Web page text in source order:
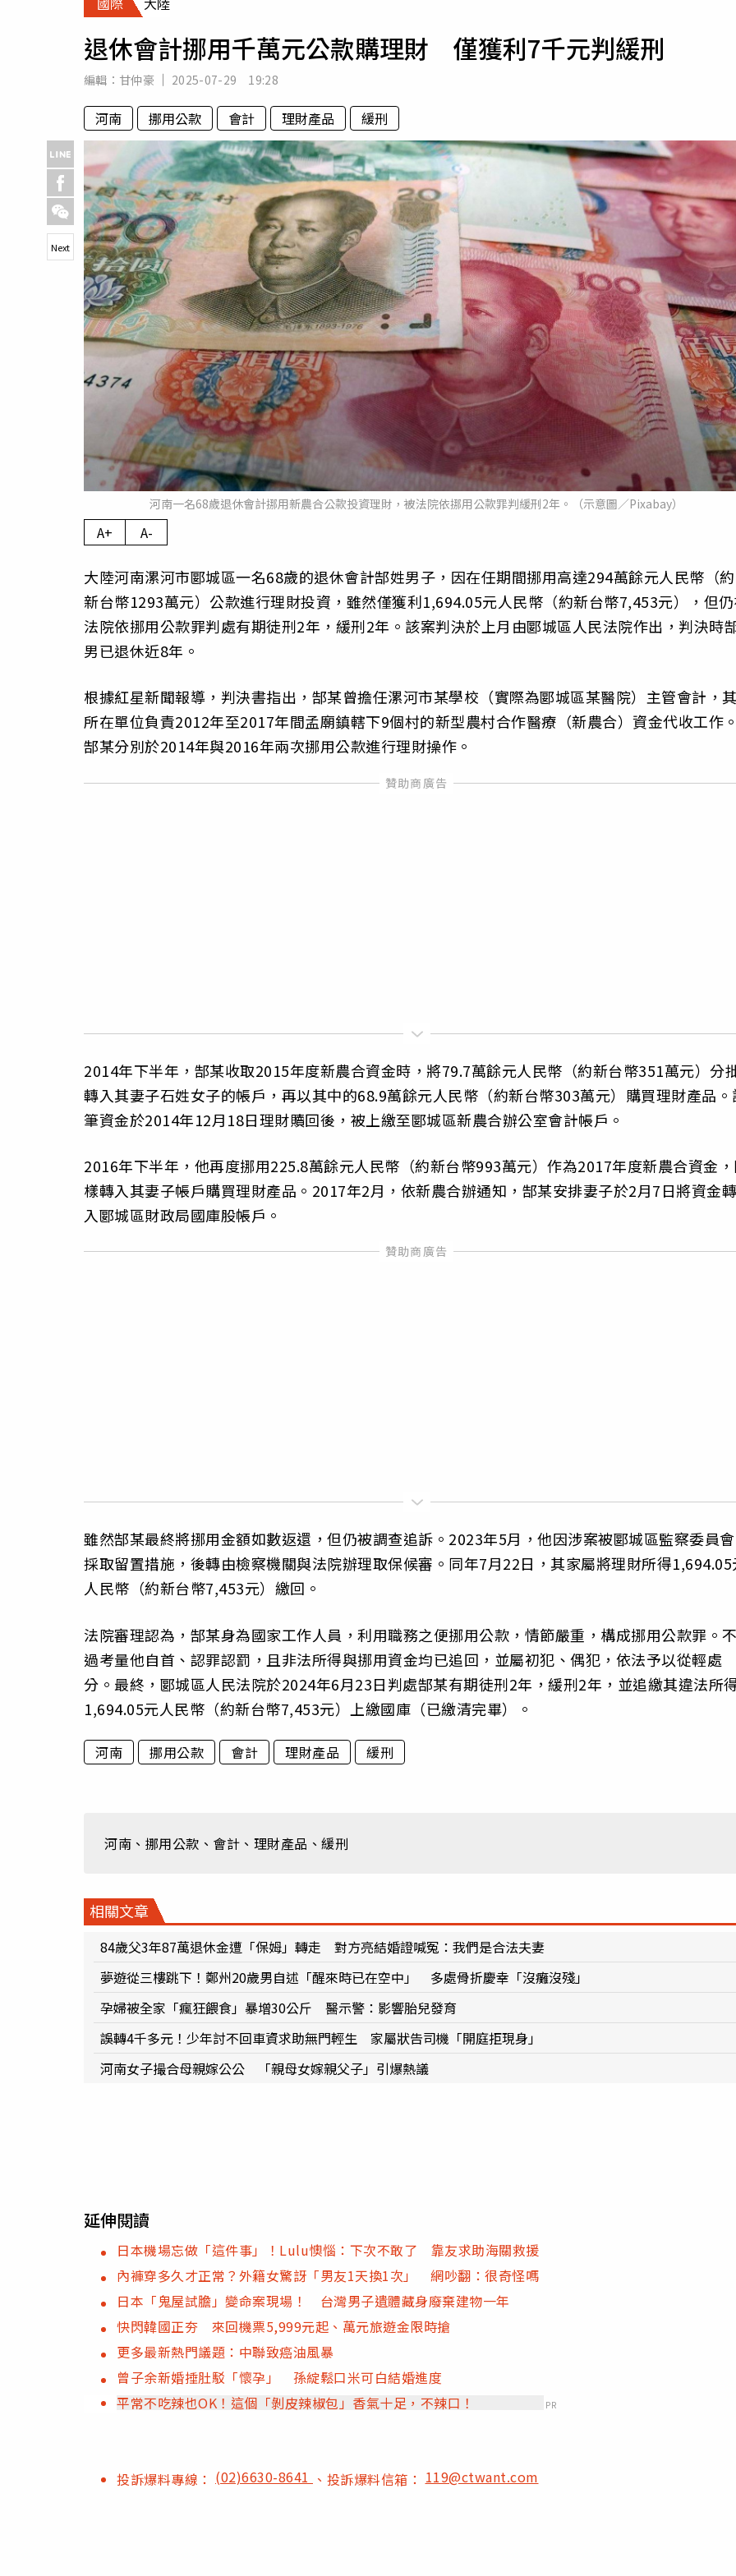
專欄
房產新勢力
運勢
退休會計挪用千萬元公款購理財 僅獲利7千元判緩刑
編輯： 甘仲豪 2025-07-29 19:28
河南 挪用公款 會計 理財產品 緩刑
河南一名68歲退休會計挪用新農合公款投資理財，被法院依挪用公款罪判緩刑2年。（示意圖／Pixabay）
Next
A+ A-
大陸河南漯河市郾城區一名68歲的退休會計郜姓男子，因在任期間挪用高達294萬餘元人民幣（約
新台幣1293萬元）公款進行理財投資，雖然僅獲利1,694.05元人民幣（約新台幣7,453元），但
法院依挪用公款罪判處有期徒刑2年，緩刑2年。該案判決於上月由郾城區人民法院作出，判決時
男已退休近8年。
根據紅星新聞報導，判決書指出，郜某曾擔任漯河市某學校（實際為郾城區某醫院）主管會計，
所在單位負責2012年至2017年間孟廟鎮轄下9個村的新型農村合作醫療（新農合）資金代收工作
郜某分別於2014年與2016年兩次挪用公款進行理財操作。
2014年下半年，郜某收取2015年度新農合資金時，將79.7萬餘元人民幣（約新台幣351萬元）分
轉入其妻子石姓女子的帳戶，再以其中的68.9萬餘元人民幣（約新台幣303萬元）購買理財產品。
筆資金於2014年12月18日理財贖回後，被上繳至郾城區新農合辦公室會計帳戶。
2016年下半年，他再度挪用225.8萬餘元人民幣（約新台幣993萬元）作為2017年度新農合資金
樣轉入其妻子帳戶購買理財產品。2017年2月，依新農合辦通知，郜某安排妻子於2月7日將資金轉
入郾城區財政局國庫股帳戶。
雖然郜某最終將挪用金額如數返還，但仍被調查追訴。2023年5月，他因涉案被郾城區監察委員會
採取留置措施，後轉由檢察機關與法院辦理取保候審。同年7月22日，其家屬將理財所得1,694.05
人民幣（約新台幣7,453元）繳回。
法院審理認為，郜某身為國家工作人員，利用職務之便挪用公款，情節嚴重，構成挪用公款罪。
過考量他自首、認罪認罰，且非法所得與挪用資金均已追回，並屬初犯、偶犯，依法予以從輕處
分。最終，郾城區人民法院於2024年6月23日判處郜某有期徒刑2年，緩刑2年，並追繳其違法所
1,694.05元人民幣（約新台幣7,453元）上繳國庫（已繳清完畢）。
河南 挪用公款 會計 理財產品 緩刑
河南、挪用公款、會計、理財產品、緩刑
相關文章
84歲父3年87萬退休金遭「保姆」轉走 對方亮結婚證喊冤：我們是合法夫妻
夢遊從三樓跳下！鄭州20歲男自述「醒來時已在空中」 多處骨折慶幸「沒癱沒殘」
孕婦被全家「瘋狂餵食」暴增30公斤 醫示警：影響胎兒發育
誤轉4千多元！少年討不回車資求助無門輕生 家屬狀告司機「開庭拒現身」
河南女子撮合母親嫁公公 「親母女嫁親父子」引爆熱議
延伸閱讀
日本機場忘做「這件事」！Lulu懊惱：下次不敢了 靠友求助海關救援
內褲穿多久才正常？外籍女驚訝「男友1天換1次」 網吵翻：很奇怪嗎
日本「鬼屋試膽」變命案現場！ 台灣男子遺體藏身廢棄建物一年
快閃韓國正夯 來回機票5,999元起、萬元旅遊金限時搶
更多最新熱門議題：中聯致癌油風暴
曾子余新婚捶肚駁「懷孕」 孫綻鬆口米可白結婚進度
平常不吃辣也OK！這個「剝皮辣椒包」香氣十足，不辣口！
PR
投訴爆料專線： (02)6630-8641 、投訴爆料信箱：119@ctwant.com